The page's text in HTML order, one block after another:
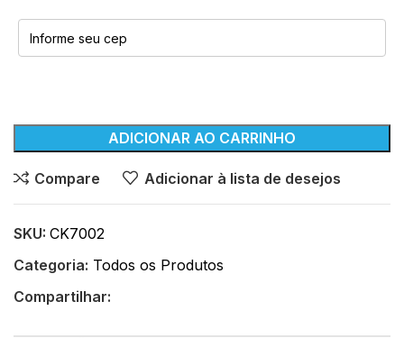
ADICIONAR AO CARRINHO
Compare Adicionar à lista de desejos
SKU: CK7002
Categoria: Todos os Produtos
Compartilhar: